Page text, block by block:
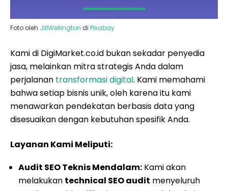
Foto oleh JillWellington di Pixabay
Kami di DigiMarket.co.id bukan sekadar penyedia
jasa, melainkan mitra strategis Anda dalam
perjalanan transformasi digital. Kami memahami
bahwa setiap bisnis unik, oleh karena itu kami
menawarkan pendekatan berbasis data yang
disesuaikan dengan kebutuhan spesifik Anda.
Layanan Kami Meliputi:
Audit SEO Teknis Mendalam: Kami akan
melakukan technical SEO audit menyeluruh